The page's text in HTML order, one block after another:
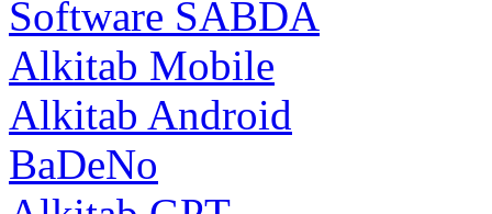
Software SABDA
Alkitab Mobile
Alkitab Android
BaDeNo